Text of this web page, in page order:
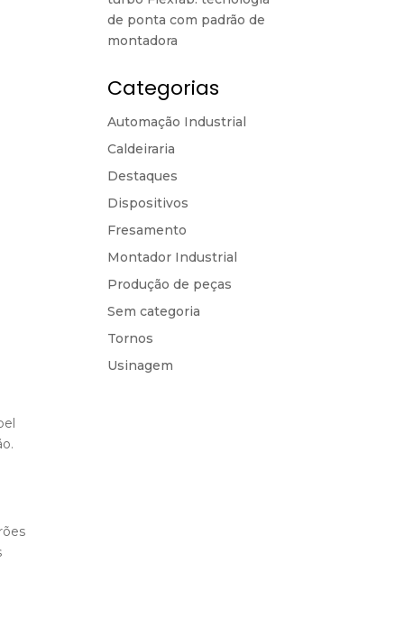
de ponta com padrão de
montadora
Categorias
Automação Industrial
Caldeiraria
Destaques
Dispositivos
Fresamento
Montador Industrial
Produção de peças
Sem categoria
Tornos
Usinagem